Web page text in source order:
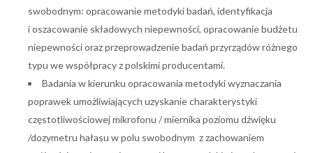
swobodnym: opracowanie metodyki badań, identyfikacja
i oszacowanie składowych niepewności, opracowanie budżetu
niepewności oraz przeprowadzenie badań przyrządów różnego
typu we współpracy z polskimi producentami.
Badania w kierunku opracowania metodyki wyznaczania
poprawek umożliwiających uzyskanie charakterystyki
częstotliwościowej mikrofonu / miernika poziomu dźwięku
/dozymetru hałasu w polu swobodnym z zachowaniem